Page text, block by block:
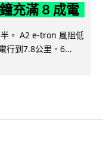
充滿 8 成電
。 A2 e-tron 風阻低
行到7.8公里。6...